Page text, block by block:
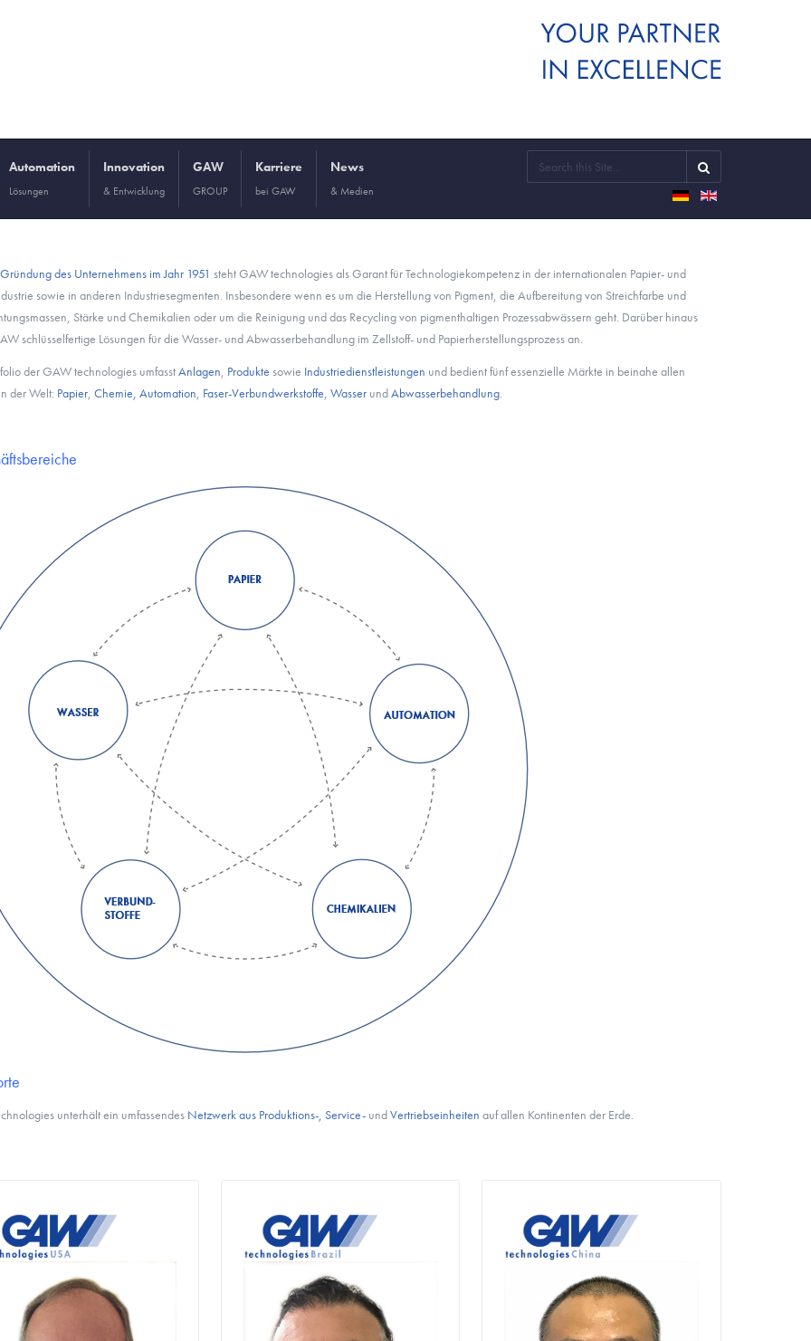
Automation
Lösungen
Innovation
& Entwicklung
GAW
GROUP
Karriere
bei GAW
News
& Medien
Gründung des Unternehmens im Jahr 1951 steht GAW technologies als Garant für Technologiekompetenz in der internationalen Papier- und
sowie in anderen Industriesegmenten. Insbesondere wenn es um die Herstellung von Pigment, die Aufbereitung von Streichfarbe und
Stärke und Chemikalien oder um die Reinigung und das Recycling von pigmenthaltigen Prozessabwässern geht. Darüber hinaus
schlüsselfertige Lösungen für die Wasser- und Abwasserbehandlung im Zellstoff- und Papierherstellungsprozess an.
der GAW technologies umfasstAnlagen, Produkte sowie Industriedienstleistungen und bedient fünf essenzielle Märkte in beinahe allen
der Welt: Papier, Chemie, Automation, Faser-Verbundwerkstoffe, WasserundAbwasserbehandlung.
unterhält ein umfassendes Netzwerk aus Produktions-, Service-undVertriebseinheiten auf allen Kontinenten der Erde.